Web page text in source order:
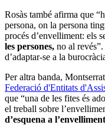
Rosàs també afirma que
persona, on la persona
procés d’envelliment: els
les persones, no al
d’adaptar-se a la
Per altra banda,
Federació d'Entitats
que “una de les fites és
el treball sobre
d’esquena a l’envelliment